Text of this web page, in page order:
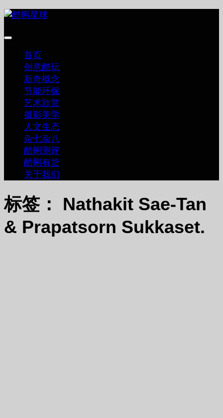
跳
内
首页
创意酷玩
新奇概念
节能环保
艺术欣赏
摄影美学
人文生态
杂七杂八
酷蝌测评
酷蝌有货
关于我们
标签： Nathakit Sae-Tan
& Prapatsorn Sukkaset.